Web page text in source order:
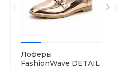
Лоферы
FashionWave DETAIL